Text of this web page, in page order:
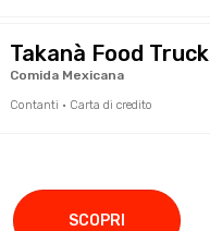
Comida Mexicana
Contanti · Carta di credito
SCOPRI